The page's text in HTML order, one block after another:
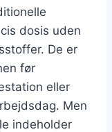
dosis uden
De er
før
eller
Men
indeholder